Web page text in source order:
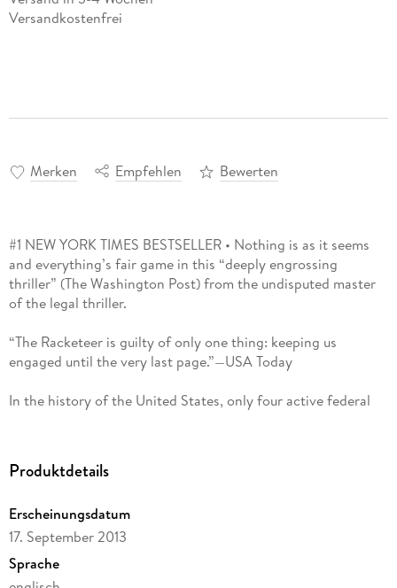
Versandkostenfrei
Merken Empfehlen Bewerten
#1 NEW YORK TIMES BESTSELLER • Nothing is as it seems
and everything’s fair game in this “deeply engrossing
thriller” (The Washington Post) from the undisputed master
of the legal thriller.
“The Racketeer is guilty of only one thing: keeping us
engaged until the very last page.”—USA Today
In the history of the United States, only four active federal
dead bodies: Judge Fawcett and his young secretary. And
and emptied.
One man, a former attorney, knows who killed Judge
Fawcett, and why. But that man, Malcolm Bannister, is
Produktdetails
Erscheinungsdatum
17. September 2013
Sprache